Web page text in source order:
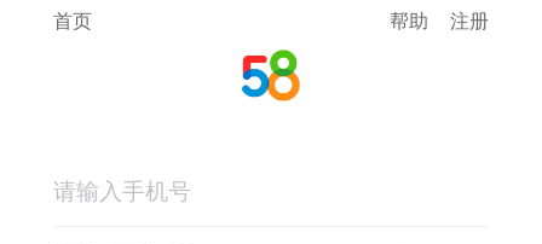
首页 帮助 注册